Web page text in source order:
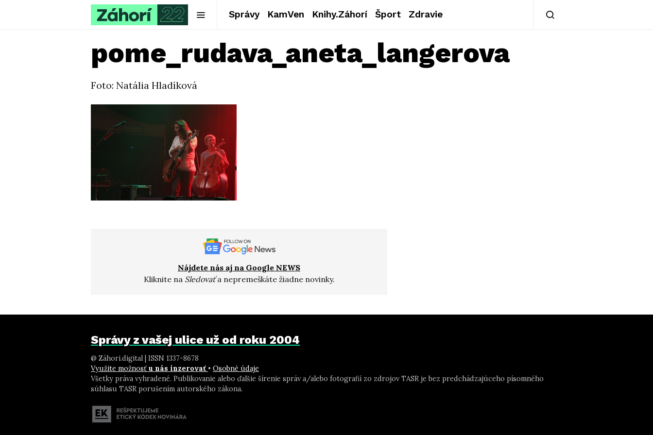
Správy KamVen Knihy.Záhorí Šport Zdravie
pome_rudava_aneta_langerova
Foto: Natália Hladíková
Nájdete nás aj na Google NEWS
Kliknite na Sledovaťa nepremeškáte žiadne novinky.
Správy z vašej ulice už od roku 2004
@ Záhori.digital | ISSN 1337-8678
Využite možnosť u nás inzerovať • Osobné údaje
Všetky práva vyhradené. Publikovanie alebo ďalšie šírenie správ a/alebo fotografií zo zdrojov TASR je bez predchádzajúceho písomného
súhlasu TASR porušením autorského zákona.